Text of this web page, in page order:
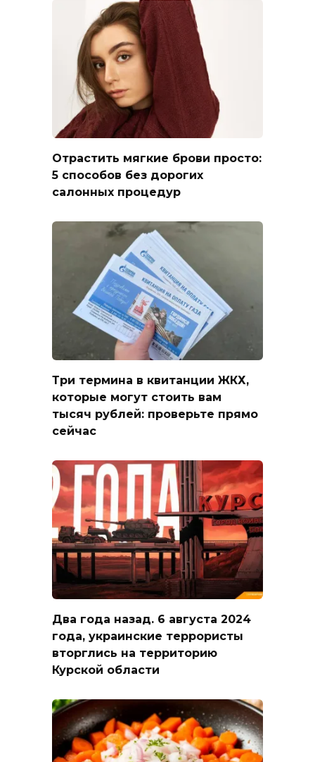
Отрастить мягкие брови просто:
5 способов без дорогих
салонных процедур
Три термина в квитанции ЖКХ,
которые могут стоить вам
тысяч рублей: проверьте прямо
сейчас
Два года назад. 6 августа 2024
года, украинские террористы
вторглись на территорию
Курской области